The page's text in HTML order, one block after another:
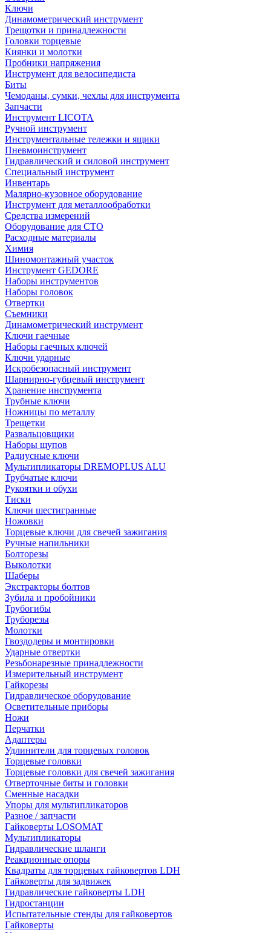
Ключи
Динамометрический инструмент
Трещотки и принадлежности
Головки торцевые
Киянки и молотки
Пробники напряжения
Инструмент для велосипедиста
Биты
Чемоданы, сумки, чехлы для инструмента
Запчасти
Инструмент LICOTA
Ручной инструмент
Инструментальные тележки и ящики
Пневмоинструмент
Гидравлический и силовой инструмент
Специальный инструмент
Инвентарь
Малярно-кузовное оборудование
Инструмент для металлообработки
Средства измерений
Оборудование для СТО
Расходные материалы
Химия
Шиномонтажный участок
Инструмент GEDORE
Наборы инструментов
Наборы головок
Отвертки
Съемники
Динамометрический инструмент
Ключи гаечные
Наборы гаечных ключей
Ключи ударные
Искробезопасный инструмент
Шарнирно-губцевый инструмент
Хранение инструмента
Трубные ключи
Ножницы по металлу
Трещетки
Развальцовщики
Наборы щупов
Радиусные ключи
Мультипликаторы DREMOPLUS ALU
Трубчатые ключи
Рукоятки и обухи
Тиски
Ключи шестигранные
Ножовки
Торцевые ключи для свечей зажигания
Ручные напильники
Болторезы
Выколотки
Шаберы
Экстракторы болтов
Зубила и пробойники
Трубогибы
Труборезы
Молотки
Гвоздодеры и монтировки
Ударные отвертки
Резьбонарезные принадлежности
Измерительный инструмент
Гайкорезы
Гидравлическое оборудование
Осветительные приборы
Ножи
Перчатки
Адаптеры
Удлинители для торцевых головок
Торцевые головки
Торцевые головки для свечей зажигания
Отверточные биты и головки
Сменные насадки
Упоры для мультипликаторов
Разное / запчасти
Гайковерты LOSOMAT
Мультипликаторы
Гидравлические шланги
Реакционные опоры
Квадраты для торцевых гайковертов LDH
Гайковерты для задвижек
Гидравлические гайковерты LDH
Гидростанции
Испытательные стенды для гайковертов
Гайковерты